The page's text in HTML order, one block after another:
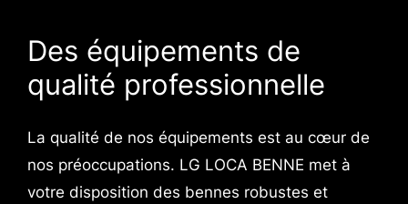
Des équipements de
qualité professionnelle
La qualité de nos équipements est au cœur de
nos préoccupations. LG LOCA BENNE met à
votre disposition des bennes robustes et